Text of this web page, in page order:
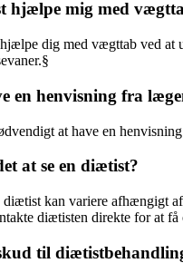
hjælpe mig med
dig med vægttab ved at
en henvisning fra
at have en
at se en diætist?
diætist kan variere afhængigt
diætisten direkte for at få
til